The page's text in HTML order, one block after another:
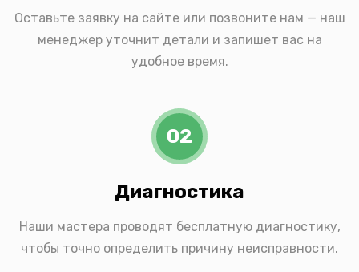
Оставьте заявку на сайте или позвоните нам — наш
менеджер уточнит детали и запишет вас на
удобное время.
02
Диагностика
Наши мастера проводят бесплатную диагностику,
чтобы точно определить причину неисправности.